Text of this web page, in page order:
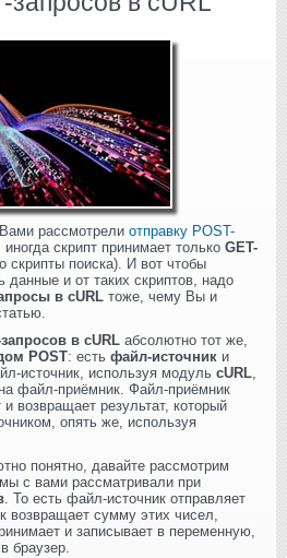
рассмотрели отправку POST-
скрипт принимает только GET-
скрипты поиска). И вот чтобы
данные и от таких скриптов, надо
в cURL тоже, чему Вы и
в cURL абсолютно тот же,
POST: есть файл-источник и
источник, используя модуль cURL,
на файл-приёмник. Файл-приёмник
возвращает результат, который
опять же, используя
понятно, давайте рассмотрим
с вами рассматривали при
. То есть файл-источник отправляет
возвращает сумму этих чисел,
и записывает в переменную,
браузер.